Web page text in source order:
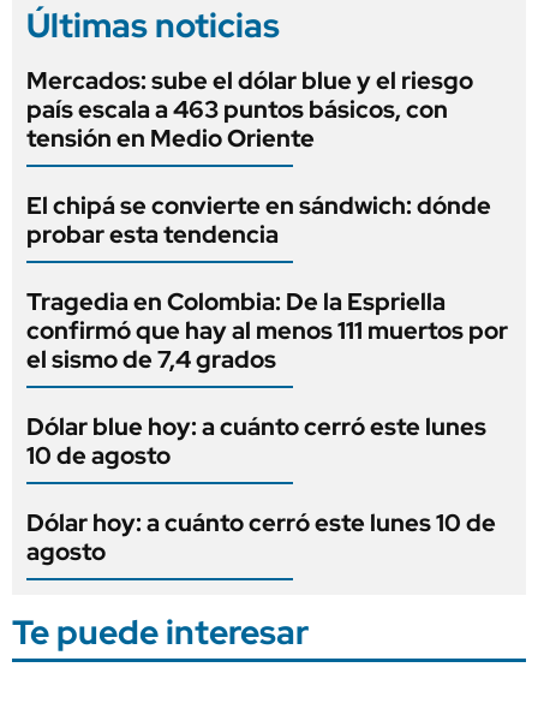
Últimas noticias
Mercados: sube el dólar blue y el riesgo
país escala a 463 puntos básicos, con
tensión en Medio Oriente
El chipá se convierte en sándwich: dónde
probar esta tendencia
Tragedia en Colombia: De la Espriella
confirmó que hay al menos 111 muertos por
el sismo de 7,4 grados
Dólar blue hoy: a cuánto cerró este lunes
10 de agosto
Dólar hoy: a cuánto cerró este lunes 10 de
agosto
Te puede interesar